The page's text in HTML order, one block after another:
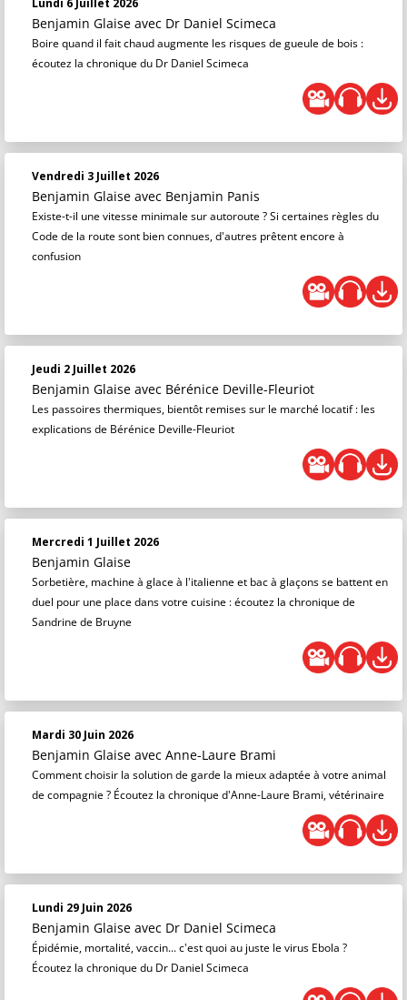
Lundi 6 Juillet 2026
Benjamin Glaise avec Dr Daniel Scimeca
Boire quand il fait chaud augmente les risques de gueule de bois :
écoutez la chronique du Dr Daniel Scimeca
Vendredi 3 Juillet 2026
Benjamin Glaise avec Benjamin Panis
Existe-t-il une vitesse minimale sur autoroute ? Si certaines règles du
Code de la route sont bien connues, d'autres prêtent encore à
confusion
Jeudi 2 Juillet 2026
Benjamin Glaise avec Bérénice Deville-Fleuriot
Les passoires thermiques, bientôt remises sur le marché locatif : les
explications de Bérénice Deville-Fleuriot
Mercredi 1 Juillet 2026
Benjamin Glaise
Sorbetière, machine à glace à l'italienne et bac à glaçons se battent en
duel pour une place dans votre cuisine : écoutez la chronique de
Sandrine de Bruyne
Mardi 30 Juin 2026
Benjamin Glaise avec Anne-Laure Brami
Comment choisir la solution de garde la mieux adaptée à votre animal
de compagnie ? Écoutez la chronique d'Anne-Laure Brami, vétérinaire
Lundi 29 Juin 2026
Benjamin Glaise avec Dr Daniel Scimeca
Épidémie, mortalité, vaccin... c'est quoi au juste le virus Ebola ?
Écoutez la chronique du Dr Daniel Scimeca